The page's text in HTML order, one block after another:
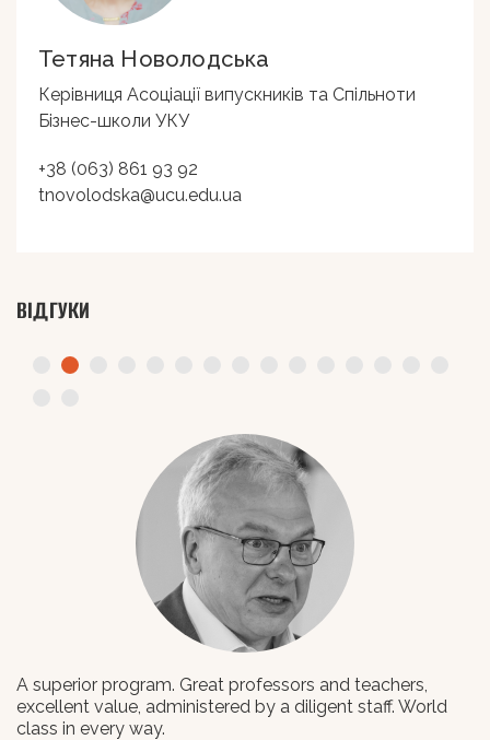
Тетяна Новолодська
Керівниця Асоціації випускників та Спільноти
Бізнес-школи УКУ
+38 (063) 861 93 92
tnovolodska@ucu.edu.ua
ВІДГУКИ
A superior program. Great professors and teachers,
excellent value, administered by a diligent staff. World
class in every way.